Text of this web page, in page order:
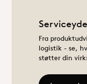
Fra
logistik - se,
støtter din